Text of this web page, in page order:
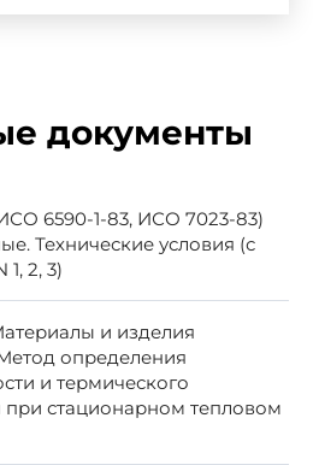
1.4
документы
6590-1-83, ИСО 7023-83)
Технические условия (с
2, 3)
и изделия
определения
и термического
при стационарном тепловом